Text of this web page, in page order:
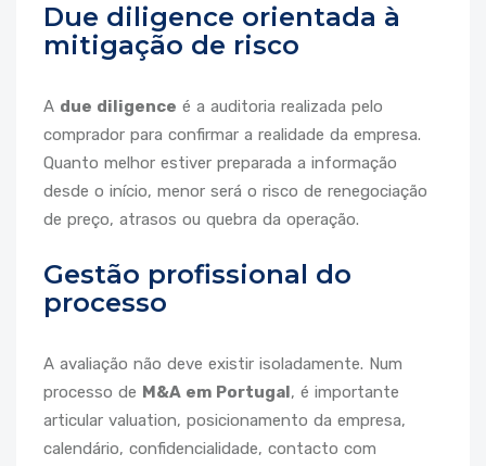
Due diligence orientada à
mitigação de risco
A due diligence é a auditoria realizada pelo
comprador para confirmar a realidade da empresa.
Quanto melhor estiver preparada a informação
desde o início, menor será o risco de renegociação
de preço, atrasos ou quebra da operação.
Gestão profissional do
processo
A avaliação não deve existir isoladamente. Num
processo de M&A em Portugal, é importante
articular valuation, posicionamento da empresa,
calendário, confidencialidade, contacto com